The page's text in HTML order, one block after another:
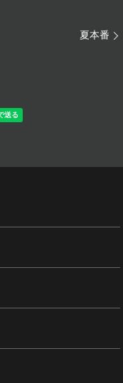
夏本番